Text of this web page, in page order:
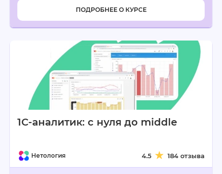
ПОДРОБНЕЕ О КУРСЕ
1С-аналитик: с нуля до middle
Нетология 4.5 184 отзыва